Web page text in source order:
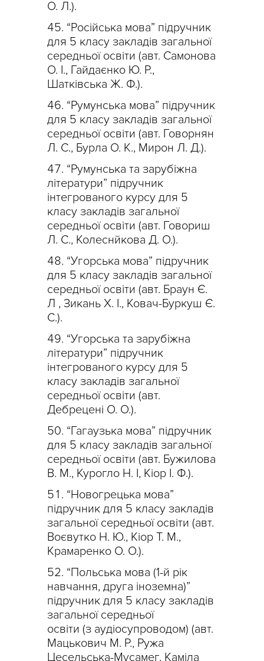
О. Л.).
“Російська мова” підручник
для 5 класу закладів загальної
середньої освіти (авт. Самонова
О. І., Гайдаєнко Ю. Р.,
Шатківська Ж. Ф.).
“Румунська мова” підручник
для 5 класу закладів загальної
середньої освіти (авт. Говорнян
Л. С., Бурла О. К., Мирон Л. Д.).
“Румунська та зарубіжна
літератури” підручник
інтегрованого курсу для 5
класу закладів загальної
середньої освіти (авт. Говориш
Л. С., Колеснйкова Д. О.).
“Угорська мова” підручник
для 5 класу закладів загальної
середньої освіти (авт. Браун Є.
Л , Зикань X. І., Ковач-Буркуш Є.
С.).
“Угорська та зарубіжна
літератури” підручник
інтегрованого курсу для 5
класу закладів загальної
середньої освіти (авт.
Дебрецені О. О.).
“Гагаузька мова” підручник
для 5 класу закладів загальної
середньої освіти (авт. Бужилова
В. М., Курогло Н. І, Кіор І. Ф.).
“Новогрецька мова”
підручник для 5 класу закладів
загальної середньої освіти (авт.
Воєвутко Н. Ю., Кіор Т. М.,
Крамаренко О. О.).
“Польська мова (1-й рік
навчання, друга іноземна)”
підручник для 5 класу закладів
загальної середньої
освіти (з аудіосупроводом) (авт.
Мацькович М. Р., Ружа
Цесельська-Мусамег, Каміла